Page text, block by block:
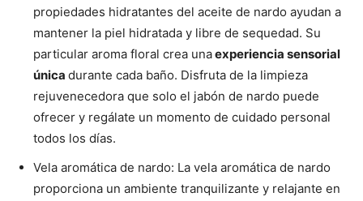
propiedades hidratantes del aceite de nardo ayudan a
mantener la piel hidratada y libre de sequedad. Su
particular aroma floral crea unaexperiencia sensorial
única durante cada baño. Disfruta de la limpieza
rejuvenecedora que solo el jabón de nardo puede
ofrecer y regálate un momento de cuidado personal
todos los días.
Vela aromática de nardo: La vela aromática de nardo
proporciona un ambiente tranquilizante y relajante en